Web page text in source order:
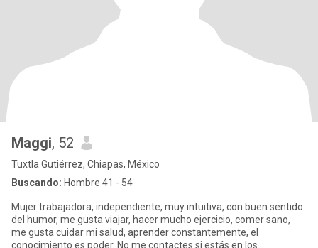
Maggi, 52
Tuxtla Gutiérrez, Chiapas, México
Buscando: Hombre 41 - 54
Mujer trabajadora, independiente, muy intuitiva, con buen sentido
del humor, me gusta viajar, hacer mucho ejercicio, comer sano,
me gusta cuidar mi salud, aprender constantemente, el
conocimiento es poder. No me contactes si estás en los